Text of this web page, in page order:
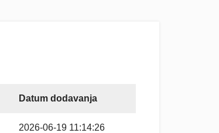
Datum dodavanja
2026-06-19 11:14:26